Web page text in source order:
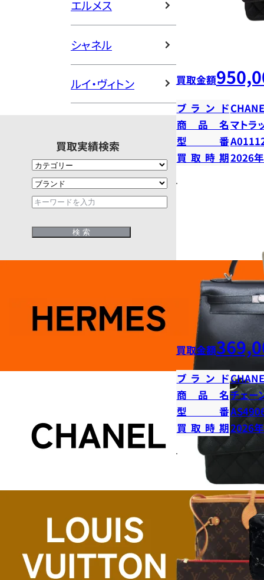
エルメス
シャネル
ルイ・ヴィトン
買取実績検索
買取金額
ブランド
商品名マトラ
型番
買取時期2026
買取金額
ブランド
商品名チェー
型番
買取時期2026